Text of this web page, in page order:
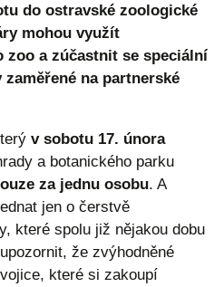
do ostravské zoologické
mohou využít
zoo a zúčastnit se speciální
na partnerské
v sobotu 17. února
a botanického parku
za jednu osobu. A
jen o čerstvě
které spolu již nějakou dobu
že zvýhodněné
které si zakoupí